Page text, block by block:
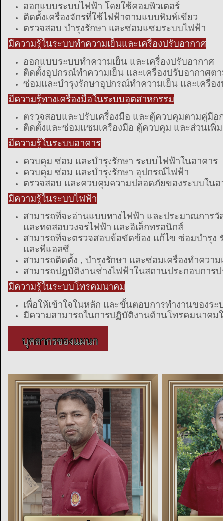
ออกแบบระบบไฟฟ้า โดยใช้คอมพิวเตอร์
ติดตั้งเครื่องจักรที่ใช้ไฟฟ้าตามแบบพิมพ์เขียว
ตรวจสอบ บำรุงรักษา และซ่อมแซมระบบไฟฟ้า
มีความรู้ในระบบทำความเย็นและเครื่องปรับอากาศ
ออกแบบระบบทำความเย็น และเครื่องปรับอากาศ
ติดตั้งอุปกรณ์ทำความเย็น และเครื่องปรับอากาศต
ซ่อมและบำรุงรักษาอุปกรณ์ทำความเย็น และเครื่อ
มีความรู้ทางเครื่องมือในระบบอุตสาหกรรม
ตรวจสอบและปรับเครื่องมือ และตู้ควบคุมตามคู่มือ
ติดตั้งและซ่อมแซมเครื่องมือ ตู้ควบคุม และส่วนเพิ่
มีความรู้ในระบบอาคาร
ควบคุม ซ่อม และบำรุงรักษา ระบบไฟฟ้าในอาคาร
ควบคุม ซ่อม และบำรุงรักษา อุปกรณ์ไฟฟ้า
ตรวจสอบ และควบคุมความปลอดภัยของระบบในอ
มีความรู้ในระบบไฟฟ้า
สามารถที่จะอ่านแบบทางไฟฟ้า และประมาณการ
และทดสอบวงจรไฟฟ้า และอิเล็กทรอนิกส์
สามารถที่จะตรวจสอบข้อขัดข้อง แก้ไข ซ่อมบำรุ
และพีแอลซี
สามารถติดตั้ง , บำรุงรักษา และซ่อมเครื่องทำควา
สามารถปฏบัติงานช่างไฟฟ้าในสถานประกอบการ
มีความรู้ในระบบโทรคมนาคม
เพื่อให้เข้าใจในหลัก และขั้นตอบการทำงานของ
มีความสามารถในการปฏิบัติงานด้านโทรคมนาค